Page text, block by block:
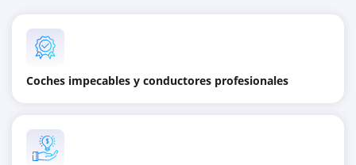
Coches impecables y conductores profesionales